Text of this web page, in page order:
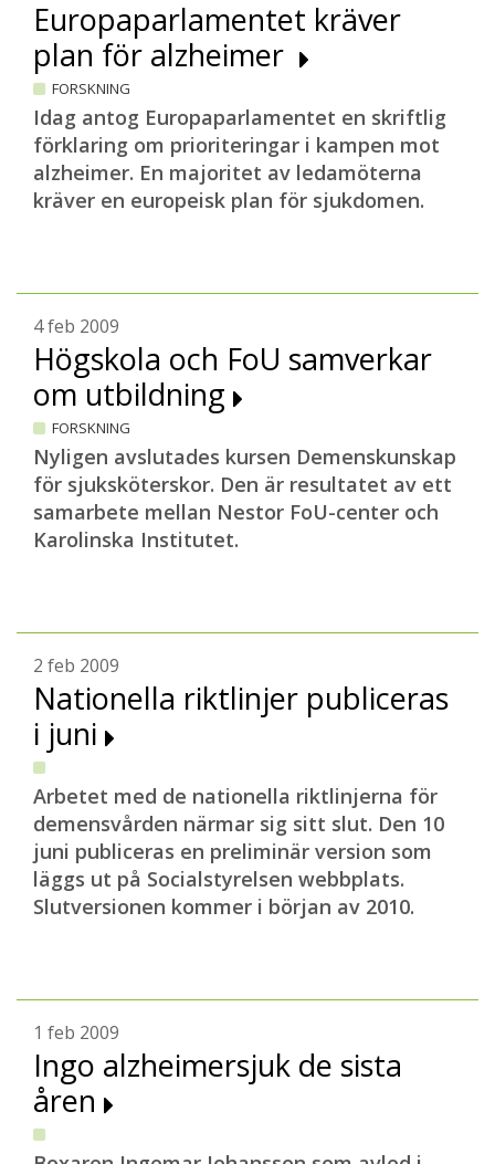
Europaparlamentet kräver
plan för alzheimer
FORSKNING
Idag antog Europaparlamentet en skriftlig
förklaring om prioriteringar i kampen mot
alzheimer. En majoritet av ledamöterna
kräver en europeisk plan för sjukdomen.
4 feb 2009
Högskola och FoU samverkar
om utbildning
FORSKNING
Nyligen avslutades kursen Demenskunskap
för sjuksköterskor. Den är resultatet av ett
samarbete mellan Nestor FoU-center och
Karolinska Institutet.
2 feb 2009
Nationella riktlinjer publiceras
i juni
Arbetet med de nationella riktlinjerna för
demensvården närmar sig sitt slut. Den 10
juni publiceras en preliminär version som
läggs ut på Socialstyrelsen webbplats.
Slutversionen kommer i början av 2010.
1 feb 2009
Ingo alzheimersjuk de sista
åren